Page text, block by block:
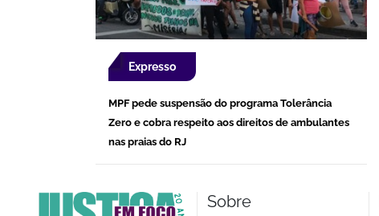
Expresso
MPF pede suspensão do programa Tolerância
Zero e cobra respeito aos direitos de ambulantes
nas praias do RJ
Sobre